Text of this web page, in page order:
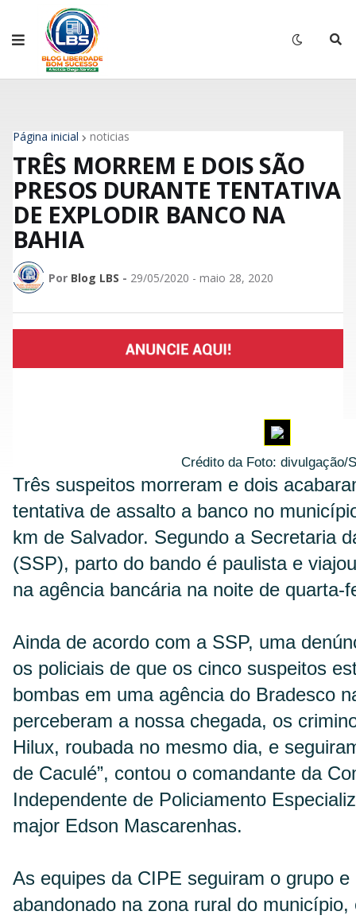
Página inicial noticias
TRÊS MORREM E DOIS SÃO
PRESOS DURANTE TENTATIVA
DE EXPLODIR BANCO NA
BAHIA
Por Blog LBS - 29/05/2020 - maio 28, 2020
Crédito da Foto: divulgação/
Três suspeitos morreram e dois
tentativa de assalto a banco no
km de Salvador. Segundo a Secretaria
(SSP), parto do bando é paulista e
na agência bancária na noite de quarta-
Ainda de acordo com a SSP, uma
os policiais de que os cinco suspeitos
bombas em uma agência do Bradesco
perceberam a nossa chegada, os
Hilux, roubada no mesmo dia, e
de Caculé”, contou o comandante da
Independente de Policiamento
major Edson Mascarenhas.
As equipes da CIPE seguiram o grupo
abandonado na zona rural do